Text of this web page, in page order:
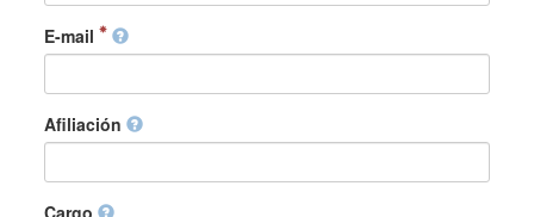
E-mail
Afiliación
Cargo